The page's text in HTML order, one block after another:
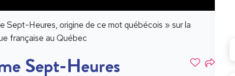
Sept-Heures, origine de ce mot québécois » sur la
française au Québec
Sept-Heures